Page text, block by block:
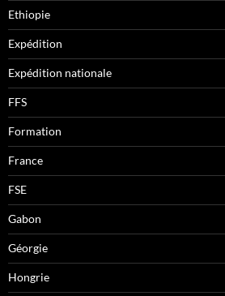
Ethiopie
Expédition
Expédition nationale
FFS
Formation
France
FSE
Gabon
Géorgie
Hongrie